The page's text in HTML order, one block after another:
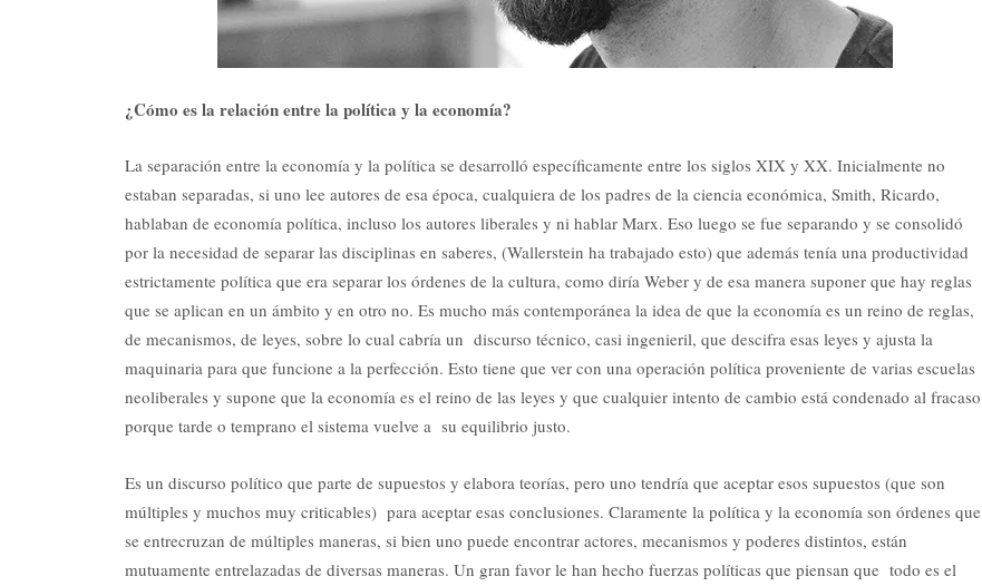
¿Cómo es la relación entre la política y la economía?
La separación entre la economía y la política se desarrolló específicamente entre los siglos XIX y XX. Inicialmente no
estaban separadas, si uno lee autores de esa época, cualquiera de los padres de la ciencia económica, Smith, Ricardo,
hablaban de economía política, incluso los autores liberales y ni hablar Marx. Eso luego se fue separando y se consolidó
por la necesidad de separar las disciplinas en saberes, (Wallerstein ha trabajado esto) que además tenía una productividad
estrictamente política que era separar los órdenes de la cultura, como diría Weber y de esa manera suponer que hay reglas
que se aplican en un ámbito y en otro no. Es mucho más contemporánea la idea de que la economía es un reino de reglas,
de mecanismos, de leyes, sobre lo cual cabría un discurso técnico, casi ingenieril, que descifra esas leyes y ajusta la
maquinaria para que funcione a la perfección. Esto tiene que ver con una operación política proveniente de varias escuelas
neoliberales y supone que la economía es el reino de las leyes y que cualquier intento de cambio está condenado al fracaso
porque tarde o temprano el sistema vuelve a su equilibrio justo.
Es un discurso político que parte de supuestos y elabora teorías, pero uno tendría que aceptar esos supuestos (que son
múltiples y muchos muy criticables) para aceptar esas conclusiones. Claramente la política y la economía son órdenes que
se entrecruzan de múltiples maneras, si bien uno puede encontrar actores, mecanismos y poderes distintos, están
mutuamente entrelazadas de diversas maneras. Un gran favor le han hecho fuerzas políticas que piensan que todo es el